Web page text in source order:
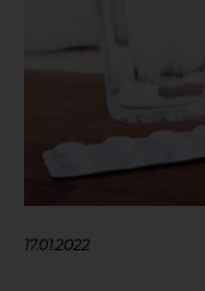
17.01.2022